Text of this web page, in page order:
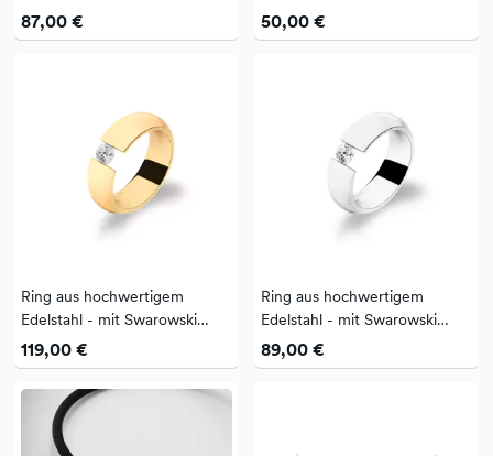
Gelbgold, 45 cm
87,00 €
inklusiv einer Silberkette in
Ankerform. Der Anhänger und
50,00 €
Ring aus hochwertigem
Edelstahl - mit Swarowski
Zirconia - als Spannring
gefertigt - Veredelt mit 585
Gold
119,00 €
Ring aus hochwertigem
Edelstahl - mit Swarowski
Zirconia - als Spannring
gefertigt
89,00 €